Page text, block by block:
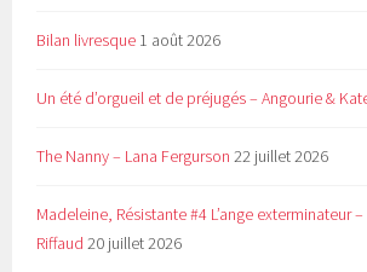
Bilan livresque 1 août 2026
Un été d’orgueil et de préjugés – Angourie &
The Nanny – Lana Fergurson 22 juillet 2026
Madeleine, Résistante #4 L’ange exterminateur
Riffaud 20 juillet 2026